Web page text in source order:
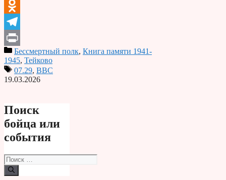
VK
Odnoklassniki
Telegram
PrintБессмертный полк, Книга памяти 1941-
1945, Тейково
07.29, ВВС
19.03.2026
Поиск
бойца или
события
Поиск: